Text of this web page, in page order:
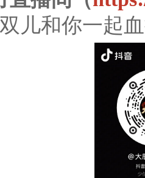
双儿和你一起